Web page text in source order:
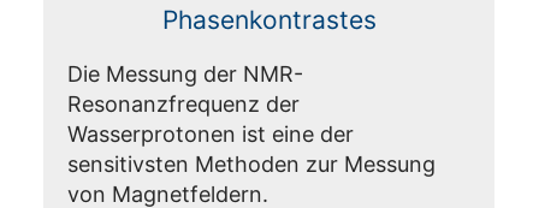
Phasenkontrastes
Die Messung der NMR-
Resonanzfrequenz der
Wasserprotonen ist eine der
sensitivsten Methoden zur Messung
von Magnetfeldern.